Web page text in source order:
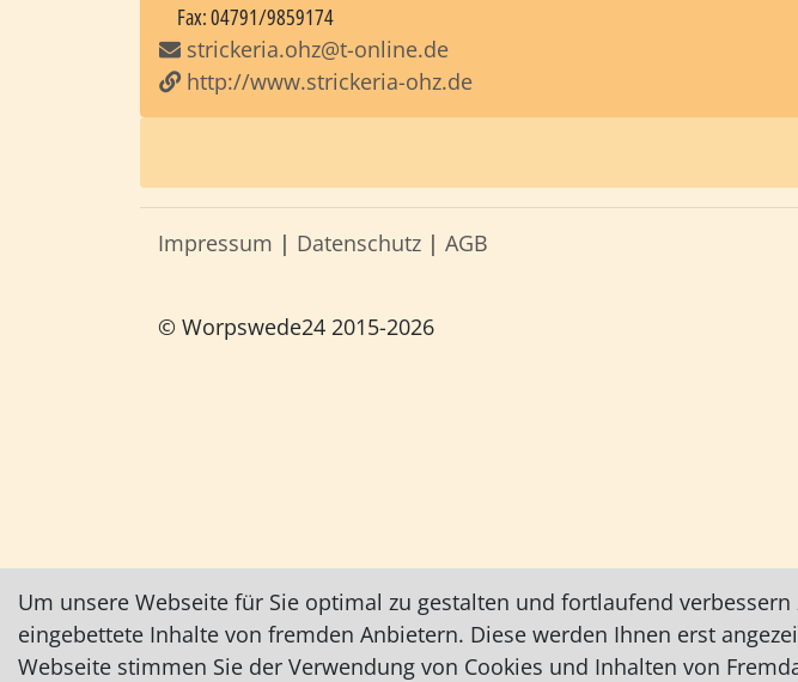
Fax: 04791/9859174
strickeria.ohz@t-online.de
http://www.strickeria-ohz.de
Impressum | Datenschutz | AGB
© Worpswede24 2015-2026
Um unsere Webseite für Sie optimal zu gestalten und fortlaufend
eingebettete Inhalte von fremden Anbietern. Diese werden Ihnen erst
Webseite stimmen Sie der Verwendung von Cookies und Inhalten von